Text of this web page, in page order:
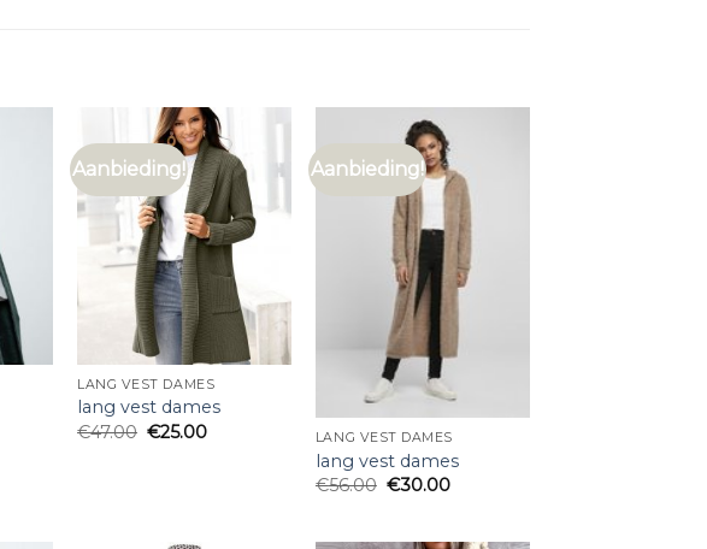
Aanbieding!
LANG VEST DAMES
lang vest dames
€47.00 €25.00
Aanbieding!
LANG VEST DAMES
lang vest dames
€56.00 €30.00